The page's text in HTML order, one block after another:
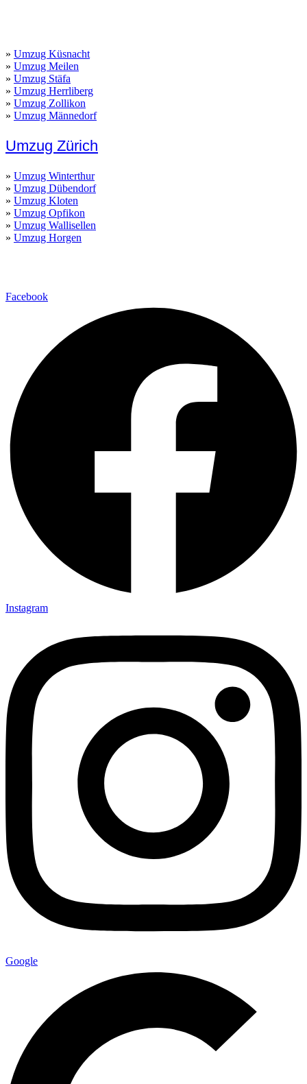
» Umzug Küsnacht
» Umzug Meilen
» Umzug Stäfa
» Umzug Herrliberg
» Umzug Zollikon
» Umzug Männedorf
Umzug Zürich
» Umzug Winterthur
» Umzug Dübendorf
» Umzug Kloten
» Umzug Opfikon
» Umzug Wallisellen
» Umzug Horgen
Facebook
Instagram
Google